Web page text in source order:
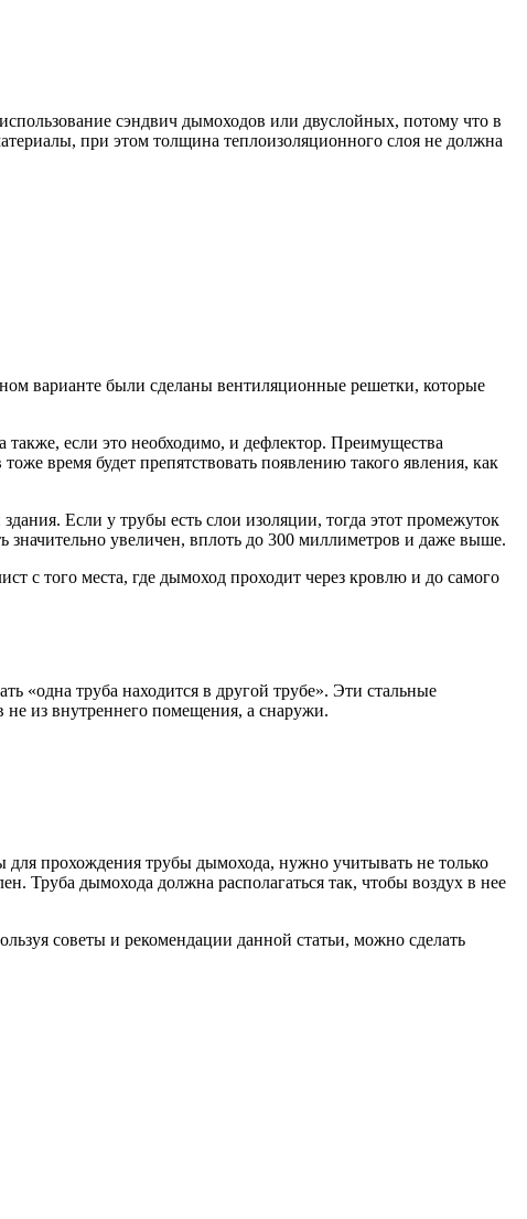
сэндвич дымоходов или двуслойных, потому что в
при этом толщина теплоизоляционного слоя не должна
варианте были сделаны вентиляционные решетки, которые
если это необходимо, и дефлектор. Преимущества
время будет препятствовать появлению такого явления, как
Если у трубы есть слои изоляции, тогда этот промежуток
увеличен, вплоть до 300 миллиметров и даже выше.
с того места, где дымоход проходит через кровлю и до самого
«одна труба находится в другой трубе». Эти стальные
не из внутреннего помещения, а снаружи.
прохождения трубы дымохода, нужно учитывать не только
Труба дымохода должна располагаться так, чтобы воздух в нее
советы и рекомендации данной статьи, можно сделать